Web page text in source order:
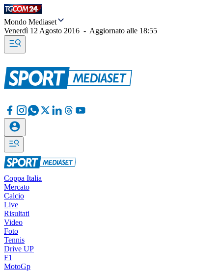
Mondo Mediaset
Venerdì 12 Agosto 2016 - Aggiornato alle 18:55
Coppa Italia
Mercato
Calcio
Live
Risultati
Video
Foto
Tennis
Drive UP
F1
MotoGp